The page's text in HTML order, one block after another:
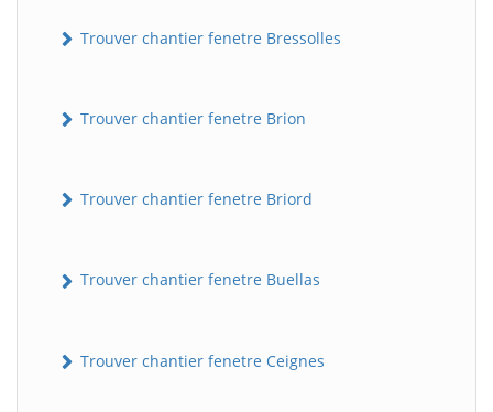
Trouver chantier fenetre Bressolles
Trouver chantier fenetre Brion
Trouver chantier fenetre Briord
Trouver chantier fenetre Buellas
Trouver chantier fenetre Ceignes